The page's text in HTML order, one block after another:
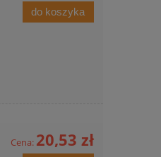
do koszyka
Cena: 20,53 zł